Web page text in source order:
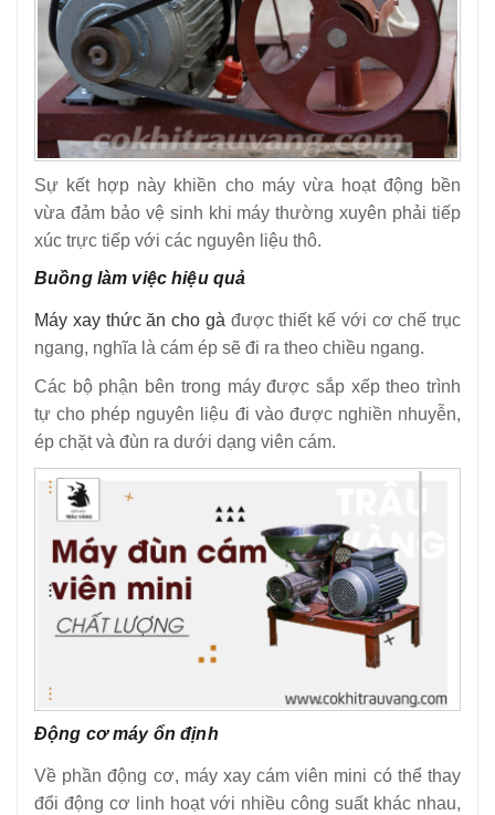
Sự kết hợp này khiền cho máy vừa hoạt động bền
vừa đảm bảo vệ sinh khi máy thường xuyên phải tiếp
xúc trực tiếp với các nguyên liệu thô.
Buồng làm việc hiệu quả
Máy xay thức ăn cho gàđược thiết kế với cơ chế trục
ngang, nghĩa là cám ép sẽ đi ra theo chiều ngang.
Các bộ phận bên trong máy được sắp xếp theo trình
tự cho phép nguyên liệu đi vào được nghiền nhuyễn,
ép chặt và đùn ra dưới dạng viên cám.
Động cơ máy ổn định
Về phần động cơ, máy xay cám viên mini có thể thay
đổi động cơ linh hoạt với nhiều công suất khác nhau,